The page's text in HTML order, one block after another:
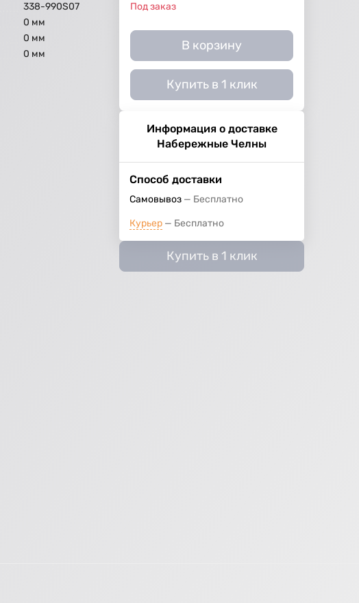
338-990S07
0 мм
0 мм
0 мм
Под заказ
В корзину
Купить в 1 клик
Информация о доставке
Набережные Челны
Способ доставки
Самовывоз Бесплатно
Курьер Бесплатно
Купить в 1 клик